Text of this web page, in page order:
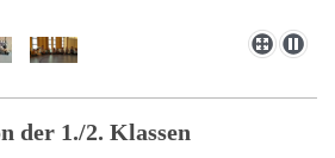
der 1./2. Klassen